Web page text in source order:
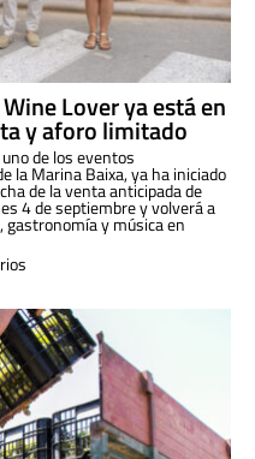
Lover ya está en
y aforo limitado
de los eventos
la Marina Baixa, ya ha iniciado
de la venta anticipada de
4 de septiembre y volverá a
gastronomía y música en